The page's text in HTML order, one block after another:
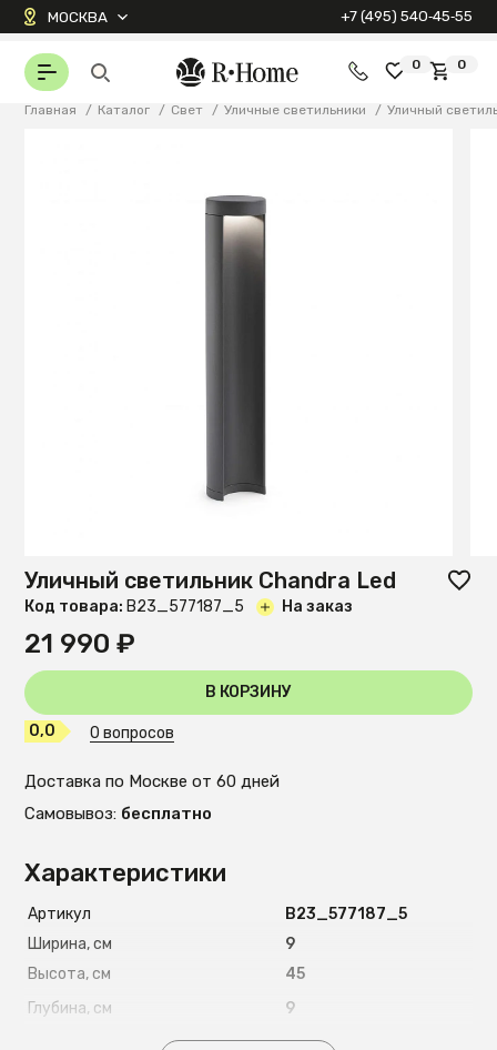
МОСКВА +7 (495) 540‑45‑55
0 0
Главная / Каталог / Свет / Уличные светильники / Уличный
Характеристики
Артикул
B23_577187_5
Ширина, см
9
Высота, см
45
Глубина, см
9
1,318
Уличный светильник Chandra Led
Код товара: B23_577187_5 На заказ
21 990 ₽
В КОРЗИНУ
0,0 0 вопросов
Доставка по Москве от 60 дней
Самовывоз: бесплатно